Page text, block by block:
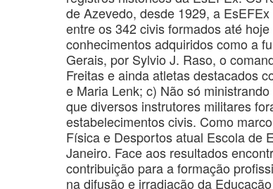
de Azevedo, desde 1929, a
entre os 342 civis formados até
conhecimentos adquiridos como a
Gerais, por Sylvio J. Raso, o
Freitas e ainda atletas destacados
e Maria Lenk; c) Não só
que diversos instrutores militares
estabelecimentos civis. Como
Física e Desportos atual Escola de
Janeiro. Face aos resultados
contribuição para a formação
na difusão e irradiação da